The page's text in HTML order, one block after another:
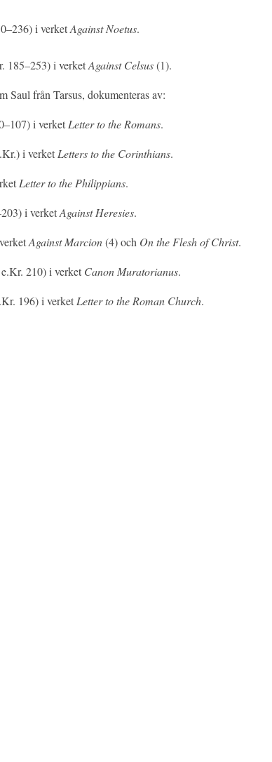
i verketAgainst Noetus.
185–253) i verketAgainst Celsus(1).
Saul från Tarsus, dokumenteras av:
i verket Letter to the Romans.
i verket Letters to the Corinthians.
Letter to the Philippians.
i verketAgainst Heresies.
Against Marcion(4) och On the Flesh of Christ.
210) i verket Canon Muratorianus.
196) i verket Letter to the Roman Church.